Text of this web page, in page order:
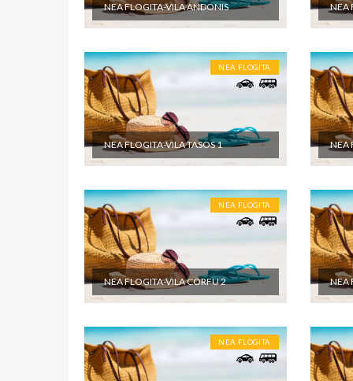
NEA FLOGITA-VILA ANDONIS NEA
NEA FLOGITA
NEA FLOGITA-VILA TASOS 1 NEA
NEA FLOGITA
NEA FLOGITA-VILA CORFU 2 NEA
NEA FLOGITA